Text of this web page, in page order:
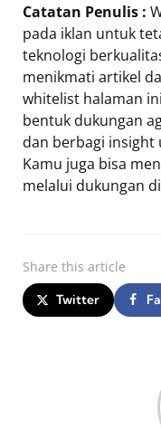
Catatan Penulis :
pada iklan untuk
teknologi
menikmati artikel
whitelist halaman
bentuk dukungan
dan berbagi insight
Kamu juga bisa
melalui dukungan di
Share this article
Twitter